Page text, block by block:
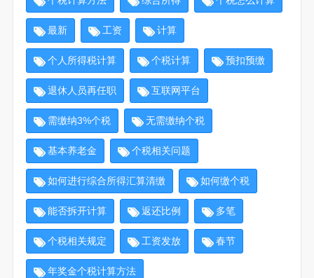
最新 工资 计算
个人所得税计算 个税计算 预扣预缴
退休人员再任职 互联网平台
需缴纳3%个税 无需缴纳个税
基本养老金 个税相关问题
如何进行综合所得汇算清缴 如何缴个税
能否拆开计算 返还比例 多笔
个税相关规定 工资发放 春节
年奖金个税计算方法